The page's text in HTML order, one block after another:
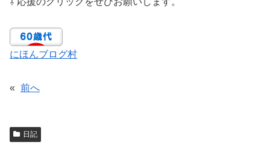
にほんブログ村
« 前へ
日記